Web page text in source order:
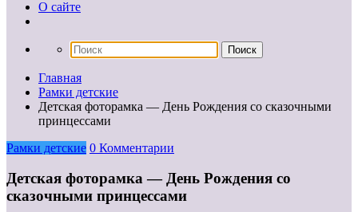
О сайте
Главная
Рамки детские
Детская фоторамка — День Рождения со сказочными
принцессами
Рамки детские 0 Комментарии
Детская фоторамка — День Рождения со
сказочными принцессами